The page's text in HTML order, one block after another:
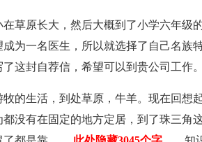
草原长大，然后大概到了小学六年级
为一名医生，所以就选择了自己名族
这封自荐信，希望可以到贵公司工作。
的生活，到处草原，牛羊。现在回想
没有在固定的地方定居，到了珠三角